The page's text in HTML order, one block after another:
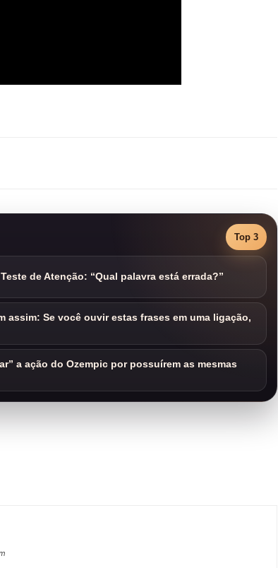
Top 3
de Atenção: “Qual palavra está errada?”
assim: Se você ouvir estas frases em uma ligação,
a ação do Ozempic por possuírem as mesmas